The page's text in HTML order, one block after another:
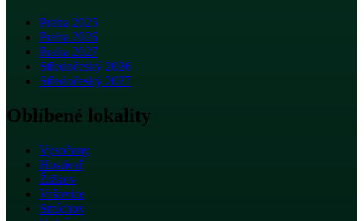
Praha 2025
Praha 2026
Praha 2027
Středočeský 2026
Středočeský 2027
Oblíbené lokality
Vysočany
Hostivař
Žižkov
Vršovice
Smíchov